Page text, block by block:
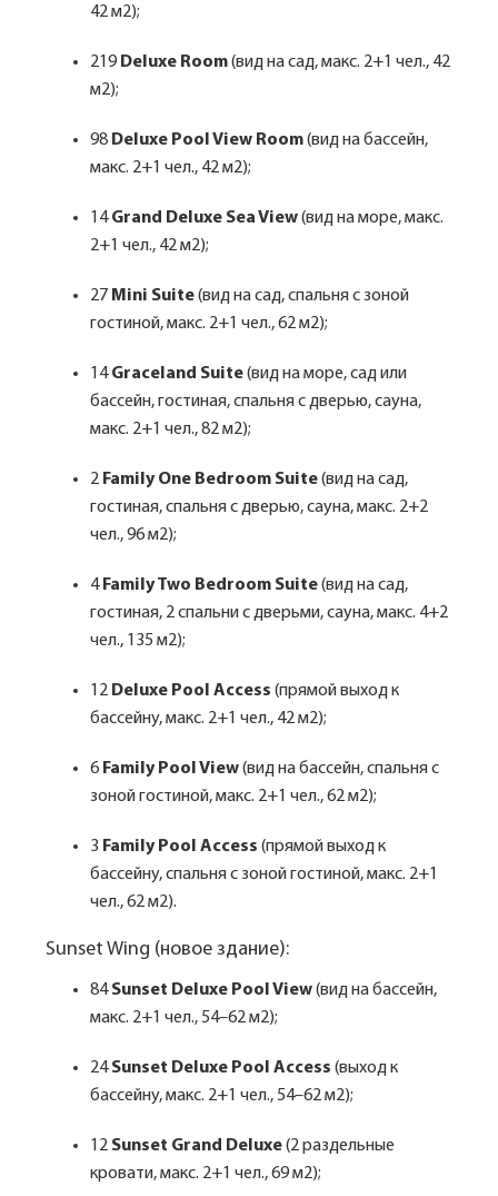
42 м2);
219 Deluxe Room(вид на сад, макс. 2+1 чел., 42
м2);
98 Deluxe Pool View Room(вид на бассейн,
макс. 2+1 чел., 42 м2);
14Grand Deluxe Sea View(вид на море, макс.
2+1 чел., 42 м2);
27 Mini Suite(вид на сад, спальня с зоной
гостиной, макс. 2+1 чел., 62 м2);
14Graceland Suite(вид на море, сад или
бассейн, гостиная, спальня с дверью, сауна,
макс. 2+1 чел., 82 м2);
2 Family One Bedroom Suite(вид на сад,
гостиная, спальня с дверью, сауна, макс. 2+2
чел., 96 м2);
4 Family Two Bedroom Suite(вид на сад,
гостиная, 2 спальни с дверьми, сауна, макс. 4+2
чел., 135 м2);
12 Deluxe Pool Access (прямой выход к
бассейну, макс. 2+1 чел., 42 м2);
6 Family Pool View(вид на бассейн, спальня с
зоной гостиной, макс. 2+1 чел., 62 м2);
3 Family Pool Access (прямой выход к
бассейну, спальня с зоной гостиной, макс. 2+1
чел., 62 м2).
Sunset Wing (новое здание):
84Sunset Deluxe Pool View(вид на бассейн,
макс. 2+1 чел., 54–62 м2);
24Sunset Deluxe Pool Access (выход к
бассейну, макс. 2+1 чел., 54–62 м2);
12 Sunset Grand Deluxe(2 раздельные
кровати, макс. 2+1 чел., 69 м2);